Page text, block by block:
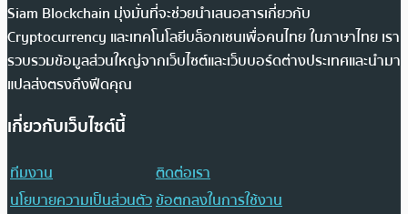
Siam Blockchain มุ่งมั่นที่จะช่วยนำเสนอสารเกี่ยวกับ
Cryptocurrency และเทคโนโลยีบล็อกเชนเพื่อคนไทย ในภาษาไทย เรา
รวบรวมข้อมูลส่วนใหญ่จากเว็บไซต์และเว็บบอร์ดต่างประเทศและนำมา
แปลส่งตรงถึงฟีดคุณ
เกี่ยวกับเว็บไซต์นี้
ทีมงาน
ติดต่อเรา
นโยบายความเป็นส่วนตัวข้อตกลงในการใช้งาน